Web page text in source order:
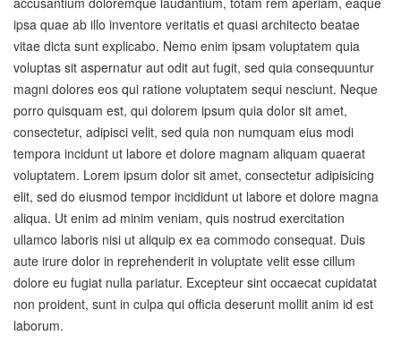
ipsa quae ab illo inventore veritatis et quasi architecto beatae
vitae dicta sunt explicabo. Nemo enim ipsam voluptatem quia
voluptas sit aspernatur aut odit aut fugit, sed quia consequuntur
magni dolores eos qui ratione voluptatem sequi nesciunt. Neque
porro quisquam est, qui dolorem ipsum quia dolor sit amet,
consectetur, adipisci velit, sed quia non numquam eius modi
tempora incidunt ut labore et dolore magnam aliquam quaerat
voluptatem. Lorem ipsum dolor sit amet, consectetur adipisicing
elit, sed do eiusmod tempor incididunt ut labore et dolore magna
aliqua. Ut enim ad minim veniam, quis nostrud exercitation
ullamco laboris nisi ut aliquip ex ea commodo consequat. Duis
aute irure dolor in reprehenderit in voluptate velit esse cillum
dolore eu fugiat nulla pariatur. Excepteur sint occaecat cupidatat
non proident, sunt in culpa qui officia deserunt mollit anim id est
laborum.